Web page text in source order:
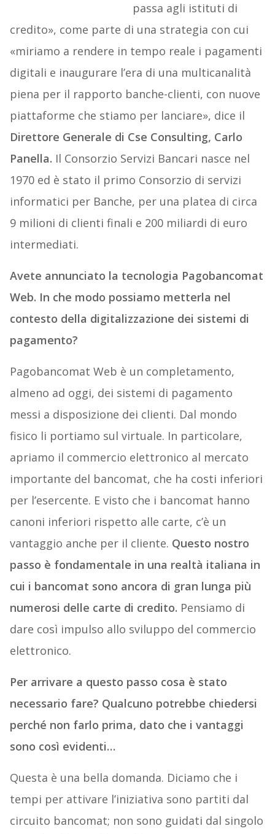
passa agli istituti di
credito», come parte di una strategia con cui
«miriamo a rendere in tempo reale i pagamenti
digitali e inaugurare l’era di una multicanalità
piena per il rapporto banche-clienti, con nuove
piattaforme che stiamo per lanciare», dice il
Direttore Generale di Cse Consulting, Carlo
Panella. Il Consorzio Servizi Bancari nasce nel
1970 ed è stato il primo Consorzio di servizi
informatici per Banche, per una platea di circa
9 milioni di clienti finali e 200 miliardi di euro
intermediati.
Avete annunciato la tecnologia Pagobancomat
Web. In che modo possiamo metterla nel
contesto della digitalizzazione dei sistemi di
pagamento?
Pagobancomat Web è un completamento,
almeno ad oggi, dei sistemi di pagamento
messi a disposizione dei clienti. Dal mondo
fisico li portiamo sul virtuale. In particolare,
apriamo il commercio elettronico al mercato
importante del bancomat, che ha costi inferiori
per l’esercente. E visto che i bancomat hanno
canoni inferiori rispetto alle carte, c’è un
vantaggio anche per il cliente. Questo nostro
passo è fondamentale in una realtà italiana in
cui i bancomat sono ancora di gran lunga più
numerosi delle carte di credito. Pensiamo di
dare così impulso allo sviluppo del commercio
elettronico.
Per arrivare a questo passo cosa è stato
necessario fare? Qualcuno potrebbe chiedersi
perché non farlo prima, dato che i vantaggi
sono così evidenti…
Questa è una bella domanda. Diciamo che i
tempi per attivare l’iniziativa sono partiti dal
circuito bancomat; non sono guidati dal singolo